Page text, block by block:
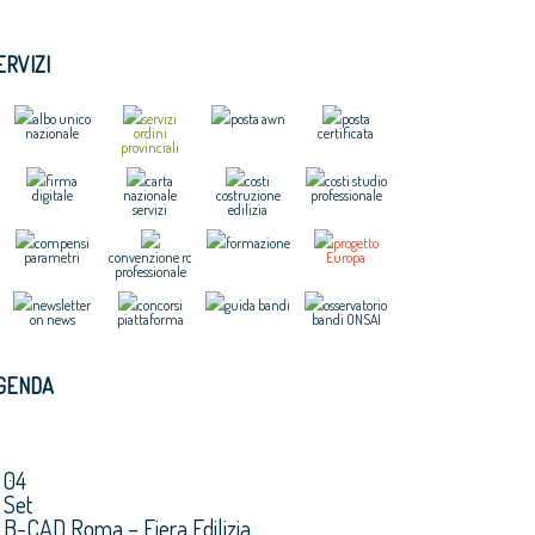
albo unico
nazionale
servizi
ordini
provinciali
posta awn
posta
certificata
firma
digitale
carta
nazionale
servizi
costi
costruzione
edilizia
costi studio
professionale
compensi
parametri
convenzione rc
professionale
formazione
progetto
Europa
newsletter
on news
concorsi
piattaforma
guida bandi
osservatorio
bandi ONSAI
04
Set
B-CAD Roma – Fiera Edilizia